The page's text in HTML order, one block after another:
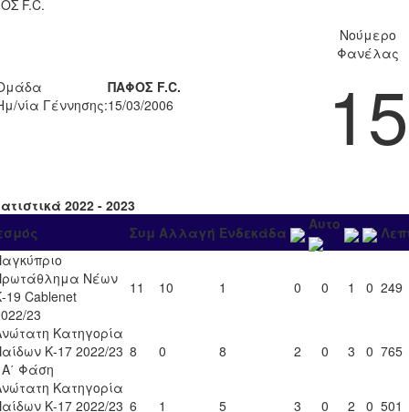
F.C.
ΠΑΦΟΣ F.C.
νία Γέννησης:15/03/2006
Νούμερο
Φανέλας
15
2022 - 2023
Συμ Αλλαγή Ενδεκάδα Αυτο
Νέων
19 Cablenet
23
11 10 1 0 0 1 0 249
Κατηγορία
Κ-17 2022/23
Φάση
8 0 8 2 0 3 0 765
Κατηγορία
Κ-17 2022/23 6 1 5 3 0 2 0 501